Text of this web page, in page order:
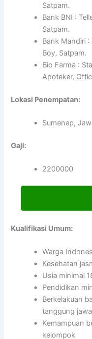
Satpam.
Bank BNI :
Satpam.
Bank Mandiri :
Boy, Satpam.
Bio Farma :
Apoteker,
Lokasi Penempatan:
Sumenep,
Gaji:
2200000
Kualifikasi Umum:
Warga
Kesehatan
Usia minimal
Pendidikan
Berkelakuan
tanggung
Kemampuan
kelompok